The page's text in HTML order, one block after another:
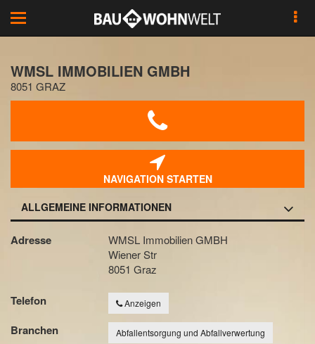
Toggle
navigation
WMSL IMMOBILIEN GMBH
8051 GRAZ
NAVIGATION STARTEN
ALLGEMEINE INFORMATIONEN
Adresse
WMSL Immobilien GMBH
Wiener Str
8051 Graz
Telefon Anzeigen
Branchen
Abfallentsorgung und Abfallverwertung